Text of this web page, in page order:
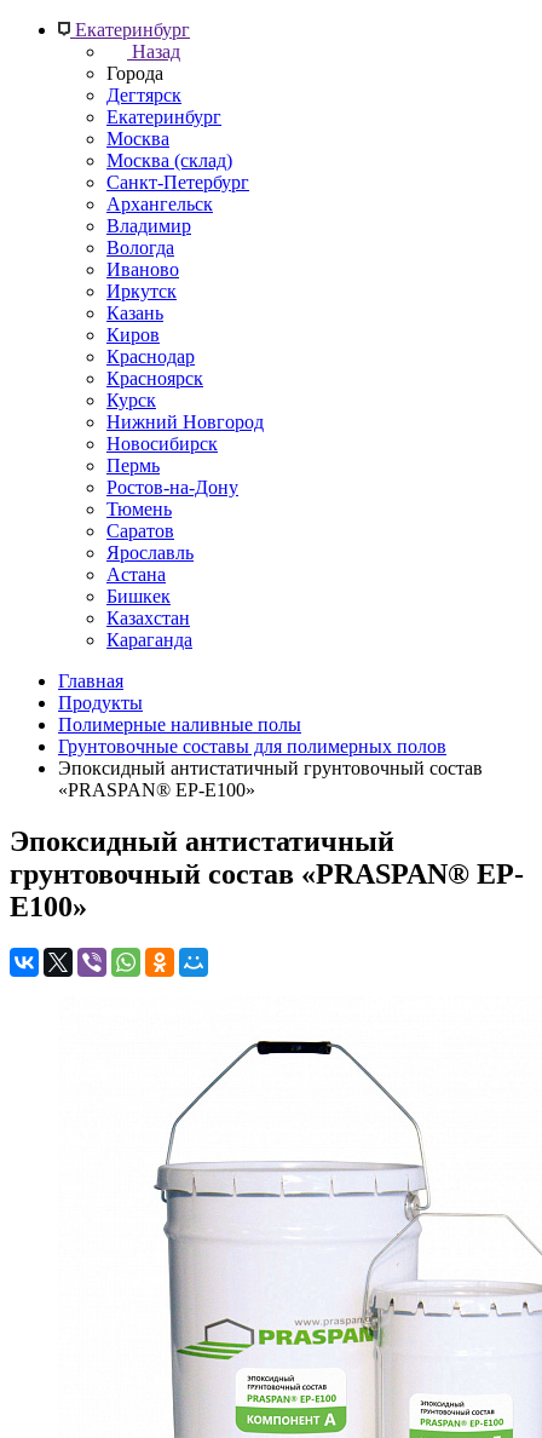
Екатеринбург
Назад
Города
Дегтярск
Екатеринбург
Москва
Москва (склад)
Санкт-Петербург
Архангельск
Владимир
Вологда
Иваново
Иркутск
Казань
Киров
Краснодар
Красноярск
Курск
Нижний Новгород
Новосибирск
Пермь
Ростов-на-Дону
Тюмень
Саратов
Ярославль
Астана
Бишкек
Казахстан
Караганда
Главная
Продукты
Полимерные наливные полы
Грунтовочные составы для полимерных полов
Эпоксидный антистатичный грунтовочный состав
«PRASPAN® ЕР-E100»
Эпоксидный антистатичный
грунтовочный состав «PRASPAN® ЕР-
E100»